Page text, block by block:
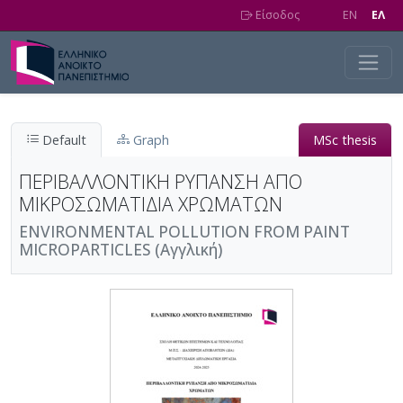
Είσοδος EN EΛ
Default Graph MSc thesis
ΠΕΡΙΒΑΛΛΟΝΤΙΚΗ ΡΥΠΑΝΣΗ ΑΠΟ
ΜΙΚΡΟΣΩΜΑΤΙΔΙΑ ΧΡΩΜΑΤΩΝ
ENVIRONMENTAL POLLUTION FROM PAINT
MICROPARTICLES (Αγγλική)